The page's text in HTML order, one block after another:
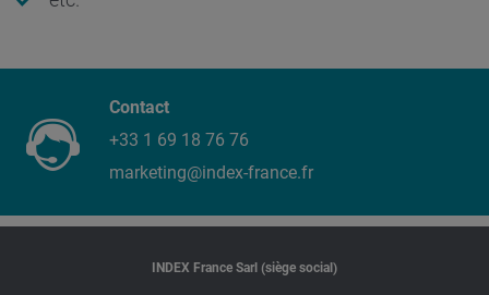
Contact
+33 1 69 18 76 76
marketing@index-france.fr
INDEX France Sarl (siège social)